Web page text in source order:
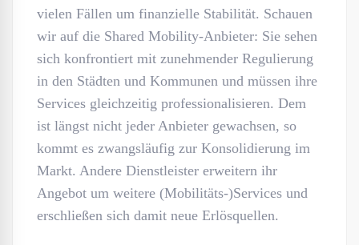
vielen Fällen um finanzielle Stabilität. Schauen
wir auf die Shared Mobility-Anbieter: Sie sehen
sich konfrontiert mit zunehmender Regulierung
in den Städten und Kommunen und müssen ihre
Services gleichzeitig professionalisieren. Dem
ist längst nicht jeder Anbieter gewachsen, so
kommt es zwangsläufig zur Konsolidierung im
Markt. Andere Dienstleister erweitern ihr
Angebot um weitere (Mobilitäts-)Services und
erschließen sich damit neue Erlösquellen.